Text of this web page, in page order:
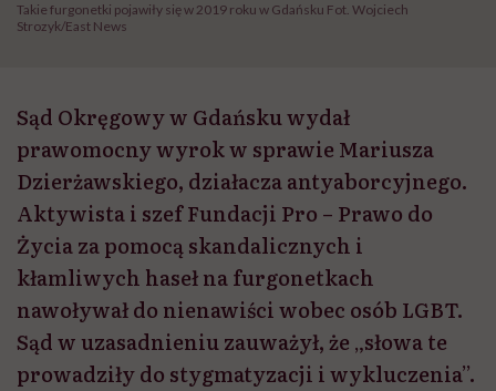
Takie furgonetki pojawiły się w 2019 roku w Gdańsku Fot. Wojciech
Strozyk/East News
Sąd Okręgowy w Gdańsku wydał
prawomocny wyrok w sprawie Mariusza
Dzierżawskiego, działacza antyaborcyjnego.
Aktywista i szef Fundacji Pro – Prawo do
Życia za pomocą skandalicznych i
kłamliwych haseł na furgonetkach
nawoływał do nienawiści wobec osób LGBT.
Sąd w uzasadnieniu zauważył, że „słowa te
prowadziły do stygmatyzacji i wykluczenia”.